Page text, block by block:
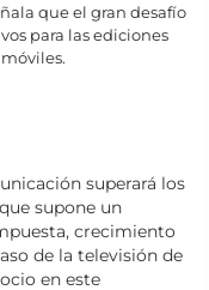
que el gran desafío
para las ediciones
superará los
supone un
crecimiento
de la televisión de
en este